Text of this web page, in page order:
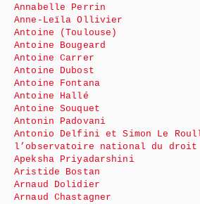
Annabelle Perrin
Anne-Leïla Ollivier
Antoine (Toulouse)
Antoine Bougeard
Antoine Carrer
Antoine Dubost
Antoine Fontana
Antoine Hallé
Antoine Souquet
Antonin Padovani
Antonio Delfini et Simon Le
l’observatoire national du
Apeksha Priyadarshini
Aristide Bostan
Arnaud Dolidier
Arnaud Chastagner